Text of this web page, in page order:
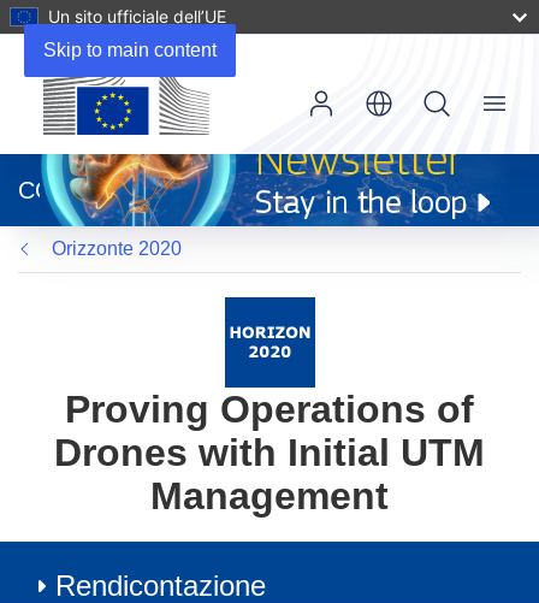
Skip to main content
Un sito ufficiale dell’UE
apre
in
una
nuova
finestra)
CORDIS
Menu
Orizzonte 2020
Proving Operations of
Drones with Initial UTM
Management
Rendicontazione